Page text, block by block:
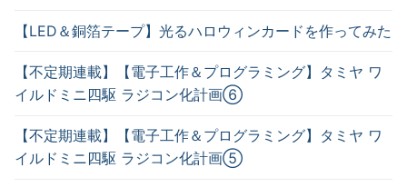
【LED＆銅箔テープ】光るハロウィンカードを作ってみた
【不定期連載】【電子工作＆プログラミング】タミヤ ワ
イルドミニ四駆 ラジコン化計画⑥
【不定期連載】【電子工作＆プログラミング】タミヤ ワ
イルドミニ四駆 ラジコン化計画⑤